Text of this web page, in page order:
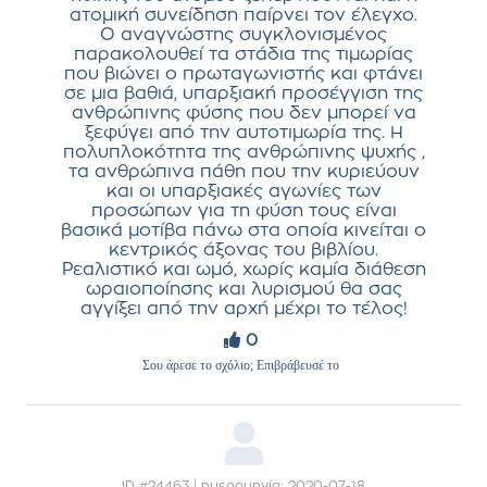
ατομική συνείδηση παίρνει τον έλεγχο.
Ο αναγνώστης συγκλονισμένος
παρακολουθεί τα στάδια της τιμωρίας
που βιώνει ο πρωταγωνιστής και φτάνει
σε μια βαθιά, υπαρξιακή προσέγγιση της
ανθρώπινης φύσης που δεν μπορεί να
ξεφύγει από την αυτοτιμωρία της. Η
πολυπλοκότητα της ανθρώπινης ψυχής ,
τα ανθρώπινα πάθη που την κυριεύουν
και οι υπαρξιακές αγωνίες των
προσώπων για τη φύση τους είναι
βασικά μοτίβα πάνω στα οποία κινείται ο
κεντρικός άξονας του βιβλίου.
Ρεαλιστικό και ωμό, χωρίς καμία διάθεση
ωραιοποίησης και λυρισμού θα σας
αγγίξει από την αρχή μέχρι το τέλος!
0
Σου άρεσε το σχόλιο; Επιβράβευσέ το